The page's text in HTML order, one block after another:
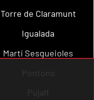
Torre de Claramunt
Igualada
Martí Sesgueioles
Pontons
Pujalt